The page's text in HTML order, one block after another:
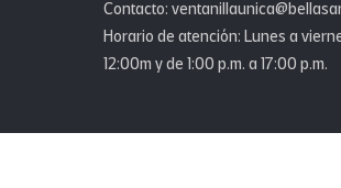
Contacto:
Horario de atención: Lunes a
12:00m y de 1:00 p.m. a 17:00 p.m.